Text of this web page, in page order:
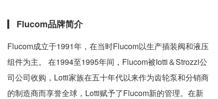
Flucom品牌简介
Flucom成立于1991年，在当时Flucom以生产插装阀和液压
组件为主。 在1994至1995年间，Flucom被Iotti＆Strozzi公
司公司收购，Lotti家族在五十年代以来作为齿轮泵和分销商
的制造商而享誉全球，Lotti赋予了Flucom新的管理。在新